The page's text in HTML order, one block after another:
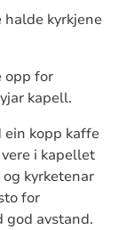
kyrkjene
opp for
kapell.
ein kopp kaffe
i kapellet
kyrketenar
for
god avstand.